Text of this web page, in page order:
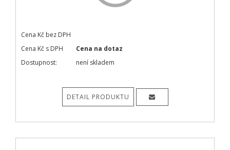
Cena Kč bez DPH
Cena Kč s DPH
Cena na dotaz
Dostupnost:
není skladem
DETAIL PRODUKTU